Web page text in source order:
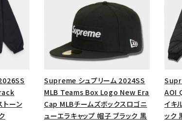
ーン
Supreme シュプリーム 2024SS
MLB Teams Box Logo New Era
Cap MLBチームズボックスロゴニ
ューエラキャップ 帽子 ブラック 黒
AOI
イキ
ック